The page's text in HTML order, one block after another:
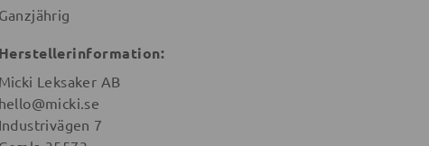
Ganzjährig
Herstellerinformation:
Micki Leksaker AB
hello@micki.se
Industrivägen 7